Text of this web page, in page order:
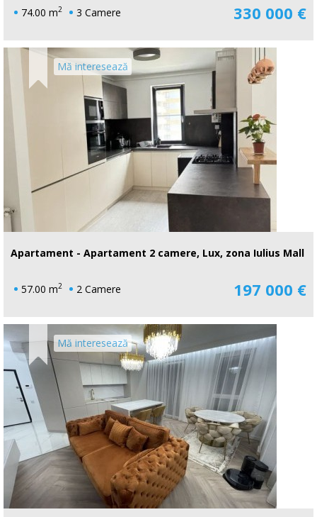
74.00 m2 3 Camere 330 000 €
Mă interesează
Apartament - Apartament 2 camere, Lux, zona Iulius Mall
57.00 m2 2 Camere 197 000 €
Mă interesează